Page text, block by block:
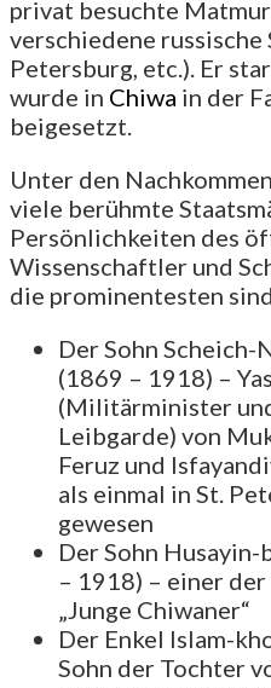
privat besuchte
verschiedene russische
Petersburg, etc.). Er
wurde in Chiwa in der
beigesetzt.
Unter den
viele berühmte
Persönlichkeiten des
Wissenschaftler und
die prominentesten
Der Sohn Scheich-
(1869 – 1918) –
(Militärminister
Leibgarde) von
Feruz und
als einmal in St.
gewesen
Der Sohn
– 1918) – einer
„Junge Chiwaner“
Der Enkel Islam-
Sohn der Tochter